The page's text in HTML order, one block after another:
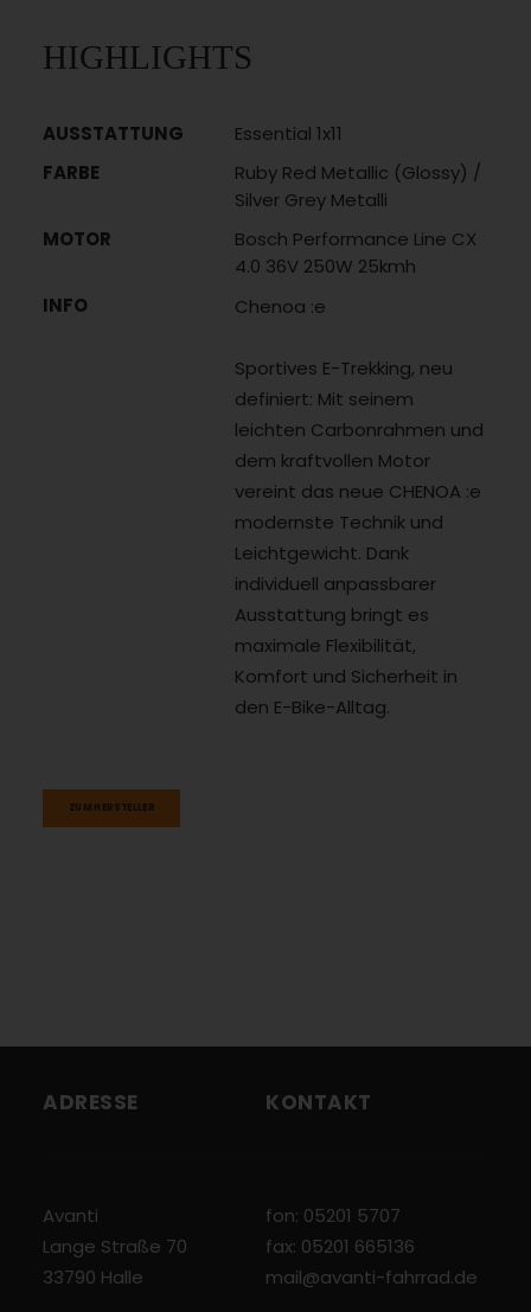
HIGHLIGHTS
AUSSTATTUNG
Essential 1x11
FARBE
Ruby Red Metallic (Glossy) /
Silver Grey Metalli
MOTOR
Bosch Performance Line CX
4.0 36V 250W 25kmh
INFO
Chenoa :e
Sportives E-Trekking, neu
definiert: Mit seinem
leichten Carbonrahmen und
dem kraftvollen Motor
vereint das neue CHENOA :e
modernste Technik und
Leichtgewicht. Dank
individuell anpassbarer
Ausstattung bringt es
maximale Flexibilität,
Komfort und Sicherheit in
den E-Bike-Alltag.
ZUM HERSTELLER
ADRESSE
Avanti
Lange Straße 70
33790 Halle
KONTAKT
fon: 05201 5707
fax: 05201 665136
mail@avanti-fahrrad.de